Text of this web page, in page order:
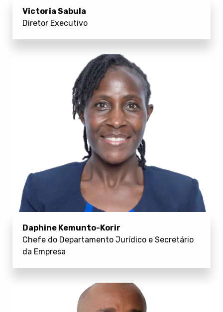
Victoria Sabula
Diretor Executivo
Daphine Kemunto-Korir
Chefe do Departamento Jurídico e Secretário
da Empresa